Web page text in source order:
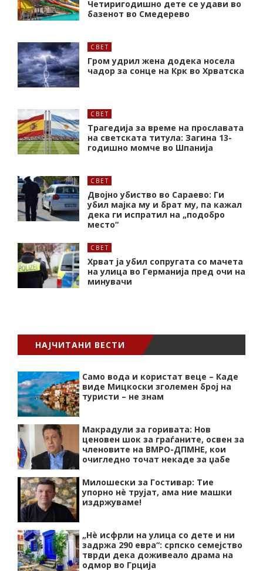
Четиригодишно дете се удави во
базенот во Смедерево
СВЕТ
Гром удрил жена додека носела
чадор за сонце на Крк во Хрватска
СВЕТ
Трагедија за време на прославата
на светската титула: Загина 13-
годишно момче во Шпанија
СВЕТ
Двојно убиство во Сараево: Ги
убил мајка му и брат му, па кажал
дека ги испратил на „подобро
место“
СВЕТ
Хрват ја убил сопругата со мачета
на улица во Германија пред очи на
минувачи
НАЈЧИТАНИ ВЕСТИ
Само вода и користат веце – Каде
виде Мицкоски зголемен број на
туристи – не знам
Макрадули за горивата: Нов
ценовен шок за граѓаните, освен за
членовите на ВМРО-ДПМНЕ, кои
очигледно точат некаде за џабе
Милошески за Гостивар: Тие
упорно нѐ трујат, ама ние машки
издржуваме!
„Нѐ исфрли на улица со дете и ни
задржа 290 евра“: српско семејство
тврди дека доживеало драма на
одмор во Грција